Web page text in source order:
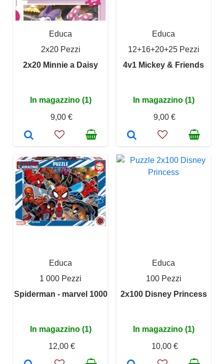
Educa
2x20 Pezzi
2x20 Minnie a Daisy
In magazzino (1)
9,00 €
Educa
12+16+20+25 Pezzi
4v1 Mickey & Friends
In magazzino (1)
9,00 €
Educa
1 000 Pezzi
Spiderman - marvel 1000
In magazzino (1)
12,00 €
Educa
100 Pezzi
2x100 Disney Princess
In magazzino (1)
10,00 €